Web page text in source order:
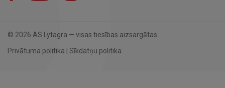
© 2026 AS Lytagra — visas tiesības aizsargātas
Privātuma politika
Sīkdatņu politika